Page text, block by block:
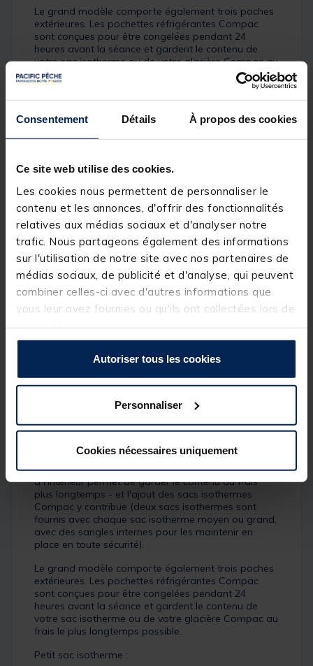
Consentement Détails À propos des cookies
Ce site web utilise des cookies.
Les cookies nous permettent de personnaliser le
contenu et les annonces, d'offrir des fonctionnalités
relatives aux médias sociaux et d'analyser notre
trafic. Nous partageons également des informations
sur l'utilisation de notre site avec nos partenaires de
médias sociaux, de publicité et d'analyse, qui peuvent
combiner celles-ci avec d'autres informations que
vous leur avez fournies ou qu'ils ont collectées lors de
Autoriser tous les cookies
Personnaliser
Cookies nécessaires uniquement
Le grand modèle comporte également trois poches
extérieures. Les pochettes réfrigérantes Compac
sont conçues pour être congelées pendant 24
heures avant la séance et gardent le contenu de
votre sac isotherme ou de votre glacière Compac au
frais le plus longtemps possible.
Petit sac isotherme :
Dimensions : 27cm x 25cm x 12cm / 8 litres
Détails
La gamme de sacs isothermes Dark Kamo Compac
a été conçue pour conserver vos appâts et votre
nourriture aussi frais que possible, avec un modèle
adapté à tous vos besoins. Que vous pêchiez à la
journée, que vous passiez la nuit sur place ou que
vous partiez pêcher plusieurs jours en emportant
une grande quantité d'appâts et de nourriture, il
existe une taille de sac isotherme qui répondra
pêche.
Kamo durable et résistant à l'eau que celui utilisé
s'harmonise avec le reste de vos bagages, et il est
intérieures sont entièrement isolées pour garder le
contenu au frais ou congelé le plus longtemps
possible - le fait de pouvoir choisir une taille de sac
isotherme qui laisse le moins d'espace vide possible
à l'intérieur permet de garder le contenu au frais
plus longtemps - et l'ajout des sacs isothermes
Compac y contribue (deux sacs isothermes sont
fournis avec chaque sac isotherme moyen ou grand,
avec des sangles internes pour les maintenir en
place en toute sécurité).
Le grand modèle comporte également trois poches
extérieures. Les pochettes réfrigérantes Compac
sont conçues pour être congelées pendant 24
heures avant la séance et gardent le contenu de
votre sac isotherme ou de votre glacière Compac au
frais le plus longtemps possible.
Petit sac isotherme :